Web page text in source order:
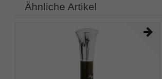
Ähnliche Artikel